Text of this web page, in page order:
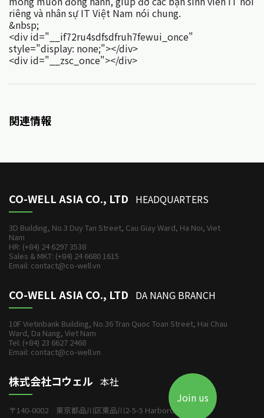
riêng và nhân sự IT Việt Nam nói chung.
&nbsp;
<div id="__if72ru4sdfsdfruh7fewui_once"
style="display: none;"></div>
<div id="__zsc_once"></div>
関連情報
CO-WELL ASIA CO., LTD HEADQUARTERS
3D Building, No.3 Duy Tan Street, Cau Giay Ward, Ha Noi, Viet
Nam
HR: (+84) 24 6297 3538
Sales & MKT: (+84) 24 6680 1615
Email: contact@co-well.vn
CO-WELL ASIA CO., LTD DA NANG BRANCH
10F Vietinbank Building, No.36 Tran Quoc Toan Street, Hai Chau
Ward, Da Nang, Viet Nam
Tel: (+84) 23 6627 2468
Email: contact@co-well.vn
株式会社コウェル 本社
〒140-0002 東京都品川区東品川2-5-5 HarborOneビル6F
Join us